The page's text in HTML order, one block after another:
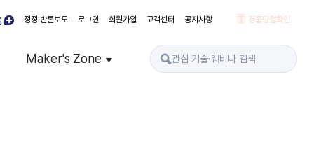
정정·반론보도 로그인 회원가입 고객센터 공지사항 경품당첨확인
Maker's Zone